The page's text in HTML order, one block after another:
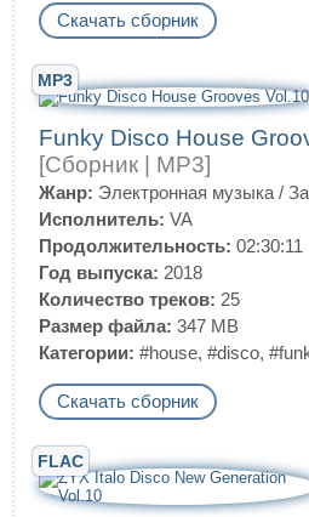
Скачать сборник
MP3
Funky Disco House
[Сборник | MP3]
Жанр: Электронная музыка /
Исполнитель: VA
Продолжительность: 02:30:11
Год выпуска: 2018
Количество треков: 25
Размер файла: 347 MB
Категории: #house, #disco,
Скачать сборник
FLAC